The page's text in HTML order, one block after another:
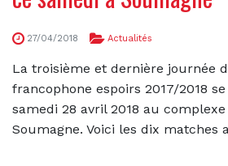
27/04/2018 Actualités
La troisième et dernière journée
francophone espoirs 2017/2018
samedi 28 avril 2018 au
Soumagne. Voici les dix matches